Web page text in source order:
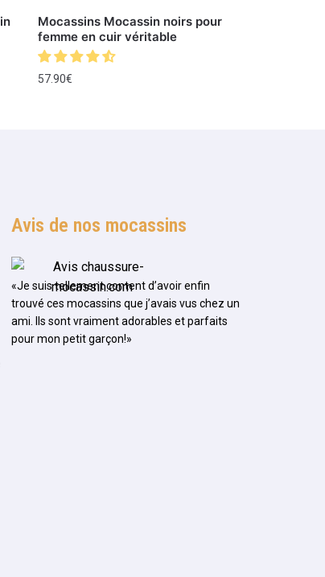
Mocassins Mocassin noirs pour
femme en cuir véritable
57.90€
Avis de nos mocassins
«Je suis tellement content d’avoir enfin
trouvé ces mocassins que j’avais vus chez un
ami. Ils sont vraiment adorables et parfaits
pour mon petit garçon!»